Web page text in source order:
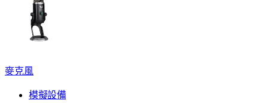
麥克風
模擬設備